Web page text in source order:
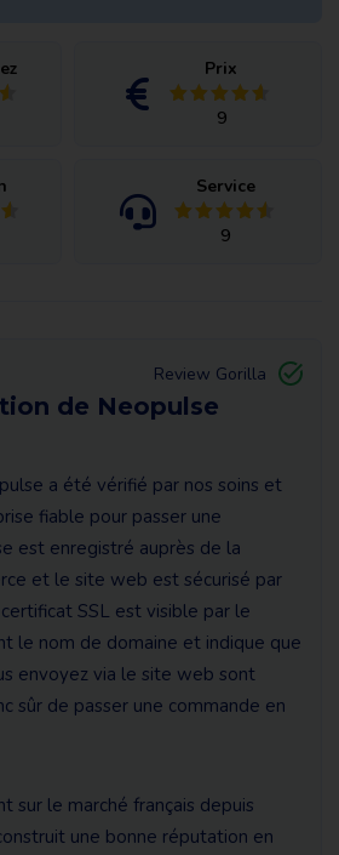
Prix
9
Service
9
de Neopulse
Review Gorilla
a été vérifié par nos soins et
fiable pour passer une
est enregistré auprès de la
et le site web est sécurisé par
SSL est visible par le
le nom de domaine et indique que
envoyez via le site web sont
sûr de passer une commande en
sur le marché français depuis
une bonne réputation en